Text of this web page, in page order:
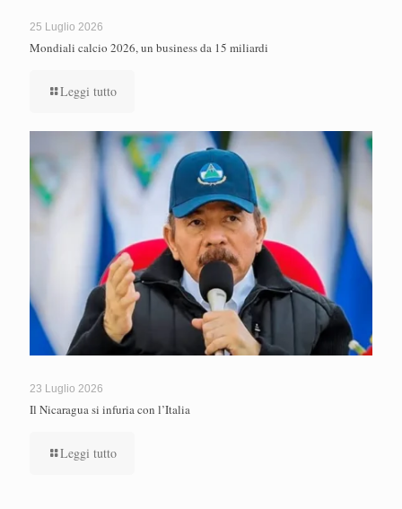
25 Luglio 2026
Mondiali calcio 2026, un business da 15 miliardi
Leggi tutto
23 Luglio 2026
Il Nicaragua si infuria con l’Italia
Leggi tutto